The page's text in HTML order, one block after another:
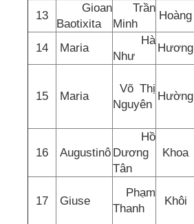
13
Gioan
Baotixita
Trần
Minh
Hoàng
14 Maria
Hà
Như
Hương
15 Maria
Võ Thị
Nguyên
Hường
16 Augustinô
Hồ
Dương
Tân
Khoa
17 Giuse
Phạm
Thanh
Khôi